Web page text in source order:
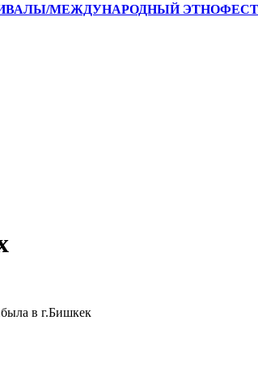
МЕЖДУНАРОДНЫЙ
в г.Бишкек